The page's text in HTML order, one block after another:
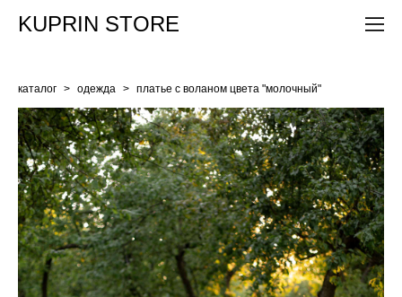
KUPRIN STORE
каталог > одежда > платье с воланом цвета "молочный"